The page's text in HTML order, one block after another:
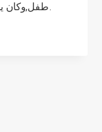
طفل,وكان يعمل في تسيير المعاملات العقارية.